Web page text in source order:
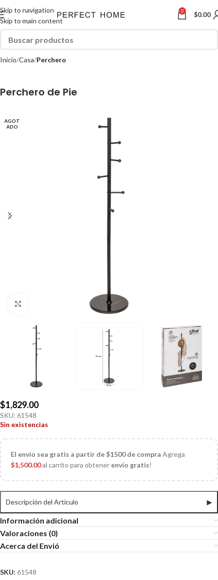
Skip to navigation
Skip to main content
0 $0.00
Inicio Casa Perchero
Perchero de Pie
AGOT
ADO
$1,829.00
SKU: 61548
Sin existencias
El envío sea gratis a partir de $1500 de compra Agrega
$1,500.00al carrito para obtener envío gratis!
Descripción del Articulo ▶
Información adicional
Valoraciones (0)
Acerca del Envió
SKU: 61548